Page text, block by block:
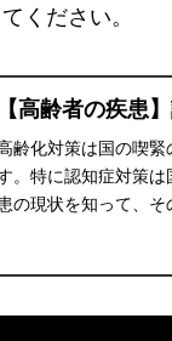
ください。
【高齢者の疾患
齢化対策は国の喫
。特に認知症対策
の現状を知って、